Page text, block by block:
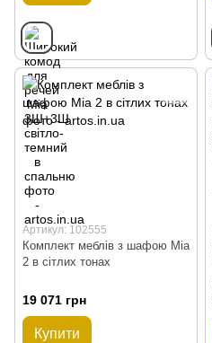
Артикул: 102555
Комплект меблів з шафою Mia
2 в сітлих тонах
19 071 грн
Купити